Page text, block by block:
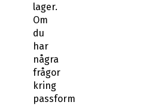
lager.
Om
du
har
några
frågor
kring
passform